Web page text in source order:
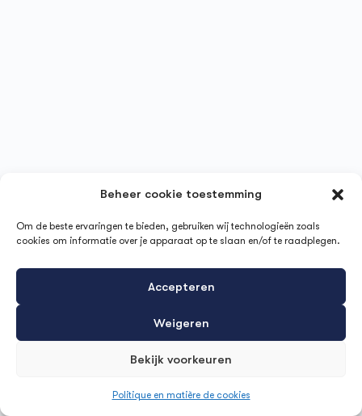
Beheer cookie toestemming
Om de beste ervaringen te bieden, gebruiken wij technologieën zoals
cookies om informatie over je apparaat op te slaan en/of te raadplegen.
Accepteren
Weigeren
Bekijk voorkeuren
Politique en matière de cookies